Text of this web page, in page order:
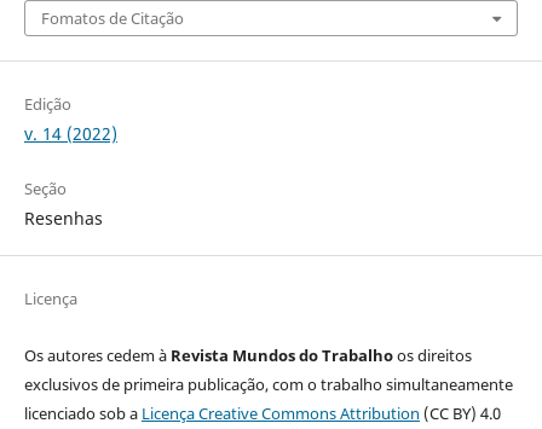
Fomatos de Citação
Edição
v. 14 (2022)
Seção
Resenhas
Licença
Os autores cedem à Revista Mundos do Trabalhoos direitos
exclusivos de primeira publicação, com o trabalho simultaneamente
licenciado sob a Licença Creative Commons Attribution (CC BY) 4.0